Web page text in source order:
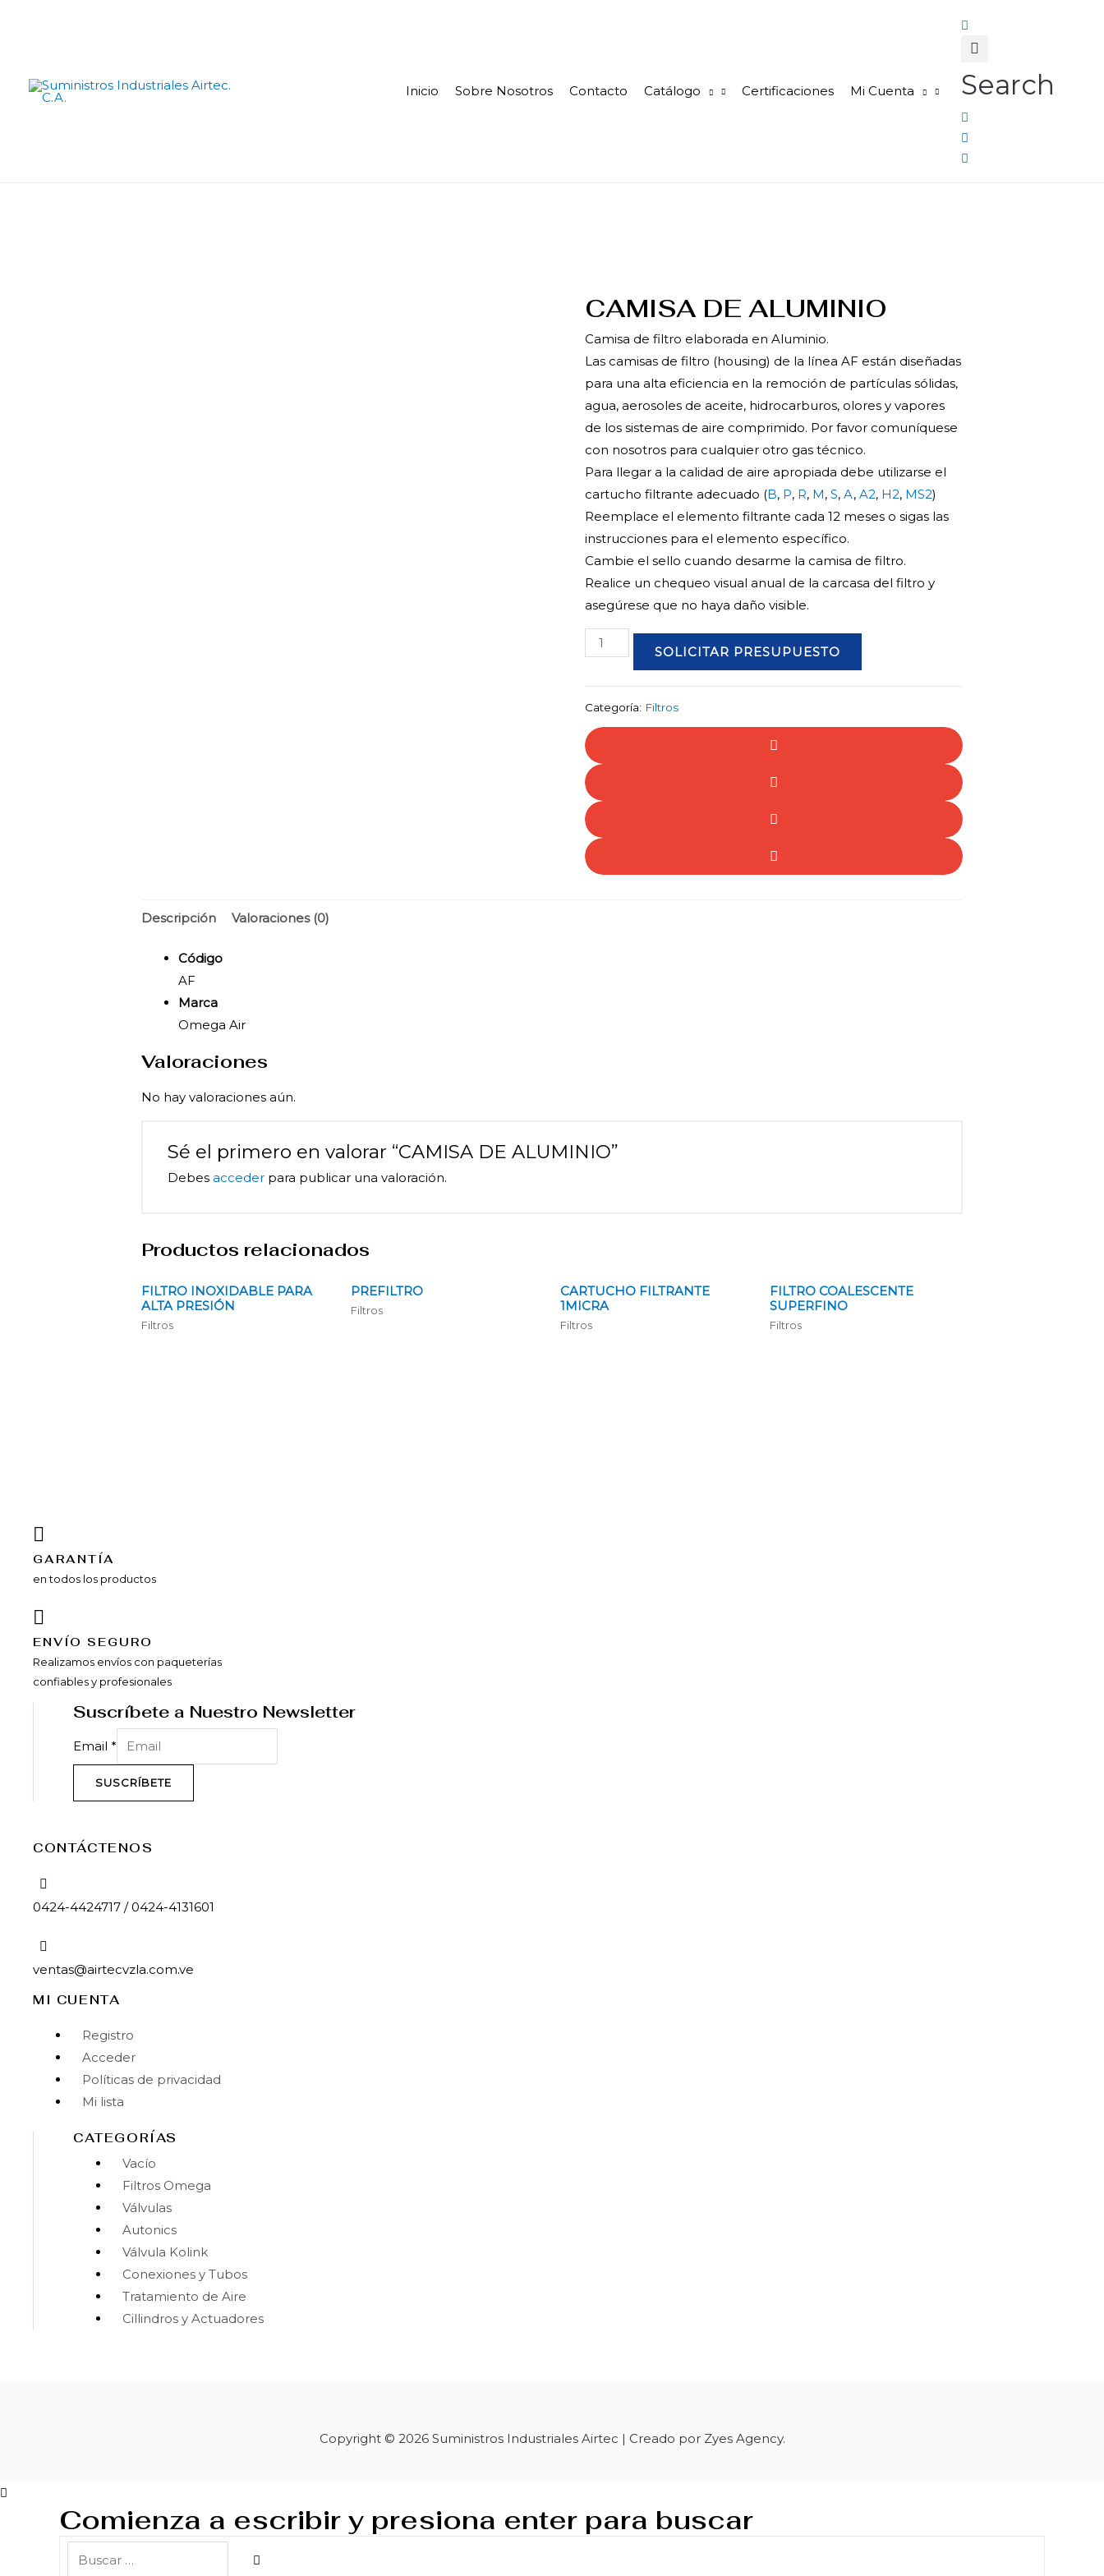
Inicio Sobre Nosotros Contacto Catálogo Certificaciones Mi Cuenta Search
CAMISA DE ALUMINIO
Camisa de filtro elaborada en Aluminio.
Las camisas de filtro (housing) de la línea AF están diseñadas
para una alta eficiencia en la remoción de partículas sólidas,
agua, aerosoles de aceite, hidrocarburos, olores y vapores
de los sistemas de aire comprimido. Por favor comuníquese
con nosotros para cualquier otro gas técnico.
Para llegar a la calidad de aire apropiada debe utilizarse el
cartucho filtrante adecuado (B, P, R, M, S, A, A2, H2, MS2)
Reemplace el elemento filtrante cada 12 meses o sigas las
instrucciones para el elemento específico.
Cambie el sello cuando desarme la camisa de filtro.
Realice un chequeo visual anual de la carcasa del filtro y
asegúrese que no haya daño visible.
CAMISA
DE
cantidad
SOLICITAR PRESUPUESTO
Categoría: Filtros
Descripción Valoraciones (0)
Código
AF
Marca
Omega Air
Valoraciones
No hay valoraciones aún.
Sé el primero en valorar “CAMISA DE ALUMINIO”
Debesacceder para publicar una valoración.
Productos relacionados
FILTRO INOXIDABLE PARA
ALTA PRESIÓN
Filtros
PREFILTRO
Filtros
CARTUCHO FILTRANTE
1MICRA
Filtros
FILTRO COALESCENTE
SUPERFINO
Filtros
GARANTÍA
en todos los productos
ENVÍ­O SEGURO
Realizamos envíos con paqueterías
confiables y profesionales
Suscríbete a Nuestro Newsletter
Email *
SUSCRÍBETE
CONTÁCTENOS
0424-4424717 / 0424-4131601
ventas@airtecvzla.com.ve
MI CUENTA
Menú
Registro
Acceder
Políticas de privacidad
Mi lista
CATEGORÍAS
Menú
Vacío
Filtros Omega
Válvulas
Autonics
Válvula Kolink
Conexiones y Tubos
Tratamiento de Aire
Cillindros y Actuadores
Copyright © 2026 Suministros Industriales Airtec | Creado por Zyes Agency.
Comienza a escribir y presiona enter para buscar